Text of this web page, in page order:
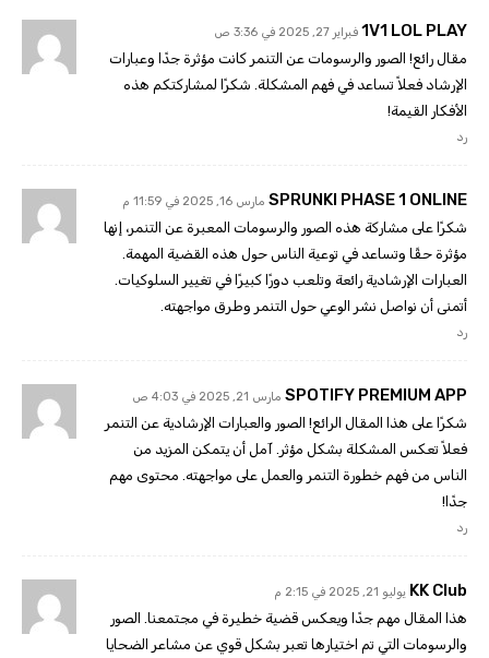
1V1 LOL PLAY فبراير 27, 2025 في 3:36 ص
مقال رائع! الصور والرسومات عن التنمر كانت مؤثرة جدًا وعبارات
الإرشاد فعلاً تساعد في فهم المشكلة. شكرًا لمشاركتكم هذه
الأفكار القيمة!
رد
SPRUNKI PHASE 1 ONLINE مارس 16, 2025 في 11:59 م
شكرًا على مشاركة هذه الصور والرسومات المعبرة عن التنمر، إنها
مؤثرة حقًا وتساعد في توعية الناس حول هذه القضية المهمة.
العبارات الإرشادية رائعة وتلعب دورًا كبيرًا في تغيير السلوكيات.
أتمنى أن نواصل نشر الوعي حول التنمر وطرق مواجهته.
رد
SPOTIFY PREMIUM APP مارس 21, 2025 في 4:03 ص
شكرًا على هذا المقال الرائع! الصور والعبارات الإرشادية عن التنمر
فعلاً تعكس المشكلة بشكل مؤثر. آمل أن يتمكن المزيد من
الناس من فهم خطورة التنمر والعمل على مواجهته. محتوى مهم
جدًا!
رد
KK Club يوليو 21, 2025 في 2:15 م
هذا المقال مهم جدًا ويعكس قضية خطيرة في مجتمعنا. الصور
والرسومات التي تم اختيارها تعبر بشكل قوي عن مشاعر الضحايا